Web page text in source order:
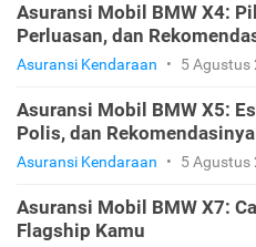
Asuransi Mobil BMW X4:
Perluasan, dan
Asuransi Kendaraan • 5 Agustus
Asuransi Mobil BMW X5:
Polis, dan Rekomendasinya
Asuransi Kendaraan • 5 Agustus
Asuransi Mobil BMW X7:
Flagship Kamu